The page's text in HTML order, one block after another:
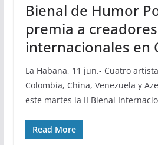
Bienal de Humor
premia a creadores
internacionales en
La Habana, 11 jun.- Cuatro
Colombia, China, Venezuela y
este martes la II Bienal
Read More